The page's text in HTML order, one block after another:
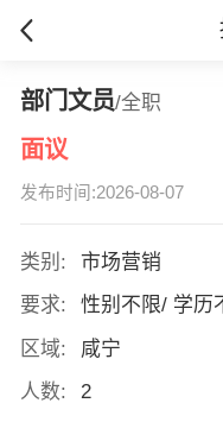
部门文员/全职
面议
发布时间:2026-08-07
类别:
市场营销
要求:
性别不限/ 学历
区域:
咸宁
人数:
2